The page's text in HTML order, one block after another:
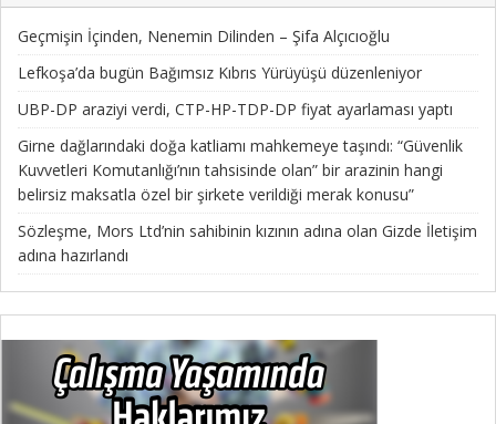
Geçmişin İçinden, Nenemin Dilinden – Şifa Alçıcıoğlu
Lefkoşa’da bugün Bağımsız Kıbrıs Yürüyüşü düzenleniyor
UBP-DP araziyi verdi, CTP-HP-TDP-DP fiyat ayarlaması yaptı
Girne dağlarındaki doğa katliamı mahkemeye taşındı: “Güvenlik
Kuvvetleri Komutanlığı’nın tahsisinde olan” bir arazinin hangi
belirsiz maksatla özel bir şirkete verildiği merak konusu”
Sözleşme, Mors Ltd’nin sahibinin kızının adına olan Gizde İletişim
adına hazırlandı